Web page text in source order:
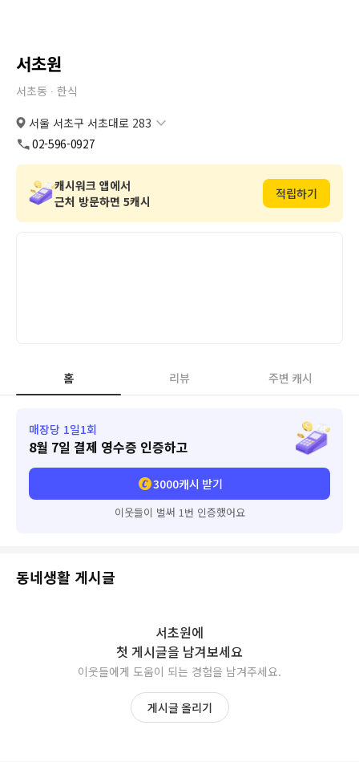
서초원
서초동 ∙ 한식
서울 서초구 서초대로 283
도로명 서울 서초구 서초대로 283
02-596-0927
캐시워크 앱에서
근처 방문하면 5캐시
적립하기
홈 리뷰 주변 캐시
매장당 1일1회
8월 7일 결제 영수증 인증하고
3000캐시 받기
이웃들이 벌써 1번 인증했어요
동네생활 게시글
서초원에
첫 게시글을 남겨보세요
이웃들에게 도움이 되는 경험을 남겨주세요.
게시글 올리기